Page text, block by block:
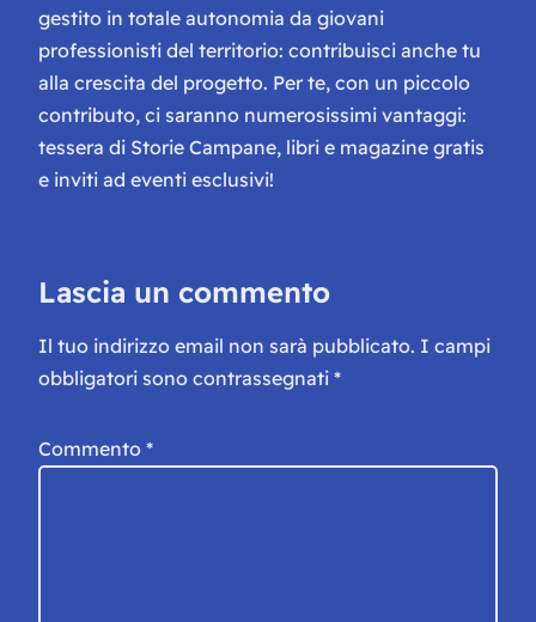
gestito in totale autonomia da giovani
professionisti del territorio: contribuisci anche tu
alla crescita del progetto. Per te, con un piccolo
contributo, ci saranno numerosissimi vantaggi:
tessera di Storie Campane, libri e magazine gratis
e inviti ad eventi esclusivi!
Lascia un commento
Il tuo indirizzo email non sarà pubblicato. I campi
obbligatori sono contrassegnati *
Commento *